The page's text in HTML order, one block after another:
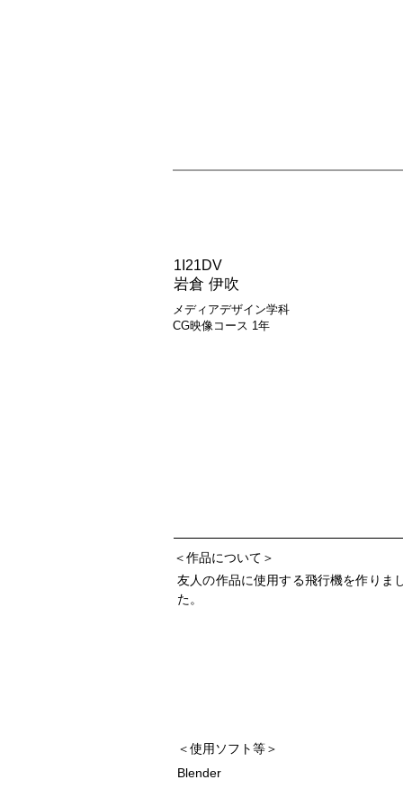
1I21DV
岩倉 伊吹
メディアデザイン学科
CG映像コース 1年
＜作品について＞
友人の作品に使用する飛行機を作りま
た。
＜使用ソフト等＞
Blender